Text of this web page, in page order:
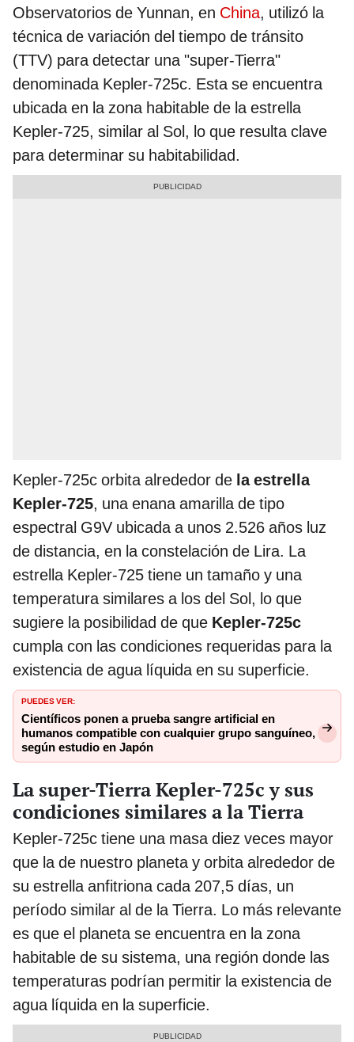
Observatorios de Yunnan, en China, utilizó la
técnica de variación del tiempo de tránsito
(TTV) para detectar una "super-Tierra"
denominada Kepler-725c. Esta se encuentra
ubicada en la zona habitable de la estrella
Kepler-725, similar al Sol, lo que resulta clave
para determinar su habitabilidad.
Kepler-725c orbita alrededor de la estrella
Kepler-725, una enana amarilla de tipo
espectral G9V ubicada a unos 2.526 años luz
de distancia, en la constelación de Lira. La
estrella Kepler-725 tiene un tamaño y una
temperatura similares a los del Sol, lo que
sugiere la posibilidad de que Kepler-725c
cumpla con las condiciones requeridas para la
existencia de agua líquida en su superficie.
PUEDES VER:
Científicos ponen a prueba sangre artificial en
humanos compatible con cualquier grupo sanguíneo,
según estudio en Japón
La super-Tierra Kepler-725c y sus
condiciones similares a la Tierra
Kepler-725c tiene una masa diez veces mayor
que la de nuestro planeta y orbita alrededor de
su estrella anfitriona cada 207,5 días, un
período similar al de la Tierra. Lo más relevante
es que el planeta se encuentra en la zona
habitable de su sistema, una región donde las
temperaturas podrían permitir la existencia de
agua líquida en la superficie.